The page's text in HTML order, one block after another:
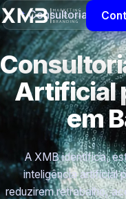
Consultoria de
Artificial
em
A XMB identifica,
inteligência artificial
reduzirem retrabalho,